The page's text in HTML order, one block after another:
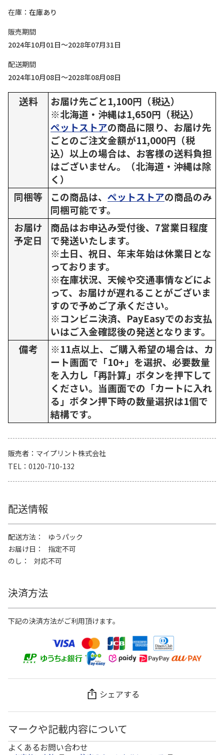
在庫
在庫あり
販売期間
2024年10月01日～2028年07月31日
配送期間
2024年10月08日～2028年08月08日
送料
お届け先ごと1,100円（税込）
※北海道・沖縄は1,650円（税込）
ペットストアの商品に限り、お届け先
ごとのご注文金額が11,000円（税
込）以上の場合は、お客様の送料負担
はございません。（北海道・沖縄は除
く）
同梱等
この商品は、 ペットストアの商品のみ
同梱可能です。
お届け
予定日
商品はお申込み受付後、7営業日程度
で発送いたします。
※土日、祝日、年末年始は休業日とな
っております。
※在庫状況、天候や交通事情などによ
って、お届けが遅れることがございま
すので予めご了承ください。
※コンビニ決済、PayEasyでのお支払
いはご入金確認後の発送となります。
備考
※11点以上、ご購入希望の場合は、カ
ート画面で「10+」を選択、必要数量
を入力し「再計算」ボタンを押下して
ください。当画面での「カートに入れ
る」ボタン押下時の数量選択は1個で
結構です。
販売者
マイプリント株式会社
TEL
0120-710-132
配送情報
配送方法
ゆうパック
お届け日
指定不可
のし
対応不可
決済方法
下記の決済方法がご利用頂けます。
シェアする
マークや記載内容について
よくあるお問い合わせ